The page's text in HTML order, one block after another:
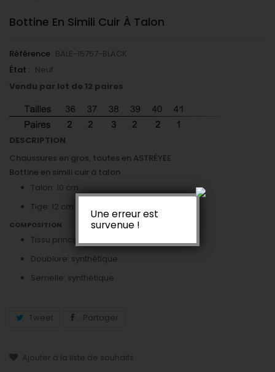
Bottine En Simili Cuir À Talon
Référence BALE-15757-BLACK
État : Neuf
Vendu par lot de 12 paires
DESCRIPTION
Chaussures en gros, toutes en ASTRÉYEE
Bottine en simili cuir à talon
Talon: 10 cm
Tige: 12 cm
COMPOSITION
Tissu principal: synthétique
Doublure: synthétique
Semelle: synthétique
Tweet Partager
Ajouter à la liste de souhaits
Une erreur est
survenue !